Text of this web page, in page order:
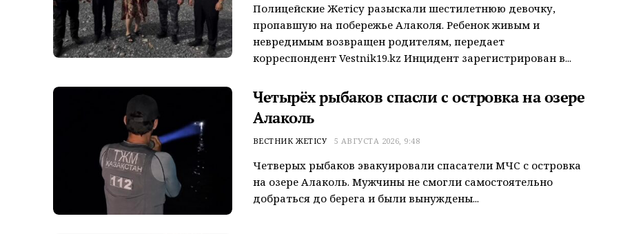
Полицейские Жетісу разыскали шестилетнюю девочку,
пропавшую на побережье Алаколя. Ребенок живым и
невредимым возвращен родителям, передает
корреспондент Vestnik19.kz Инцидент зарегистрирован в...
Четырёх рыбаков спасли с островка на озере
Алаколь
ВЕСТНИК ЖЕТІСУ 5 АВГУСТА 2026, 9:48
Четверых рыбаков эвакуировали спасатели МЧС с островка
на озере Алаколь. Мужчины не смогли самостоятельно
добраться до берега и были вынуждены...